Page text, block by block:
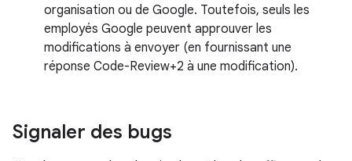
organisation ou de Google. Toutefois, seuls les
employés Google peuvent approuver les
modifications à envoyer (en fournissant une
réponse Code-Review+2 à une modification).
Signaler des bugs